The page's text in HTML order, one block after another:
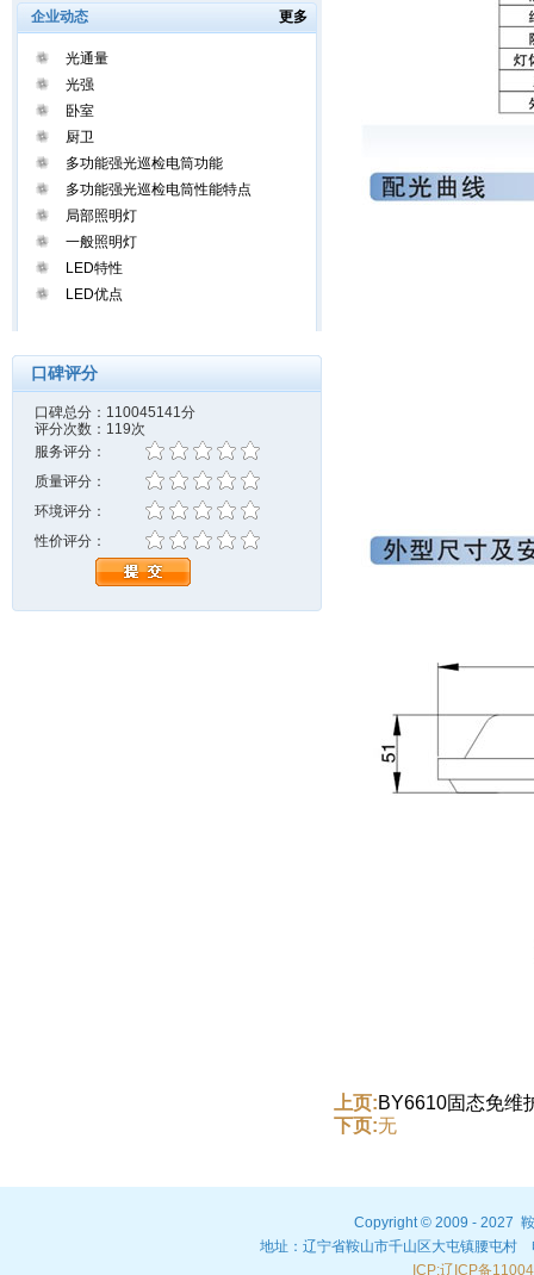
更多
企业动态
光通量
光强
卧室
厨卫
多功能强光巡检电筒功能
多功能强光巡检电筒性能特点
局部照明灯
一般照明灯
LED特性
LED优点
口碑评分
口碑总分：110045141分
评分次数：119次
服务评分：
质量评分：
环境评分：
性价评分：
上页:BY6610固态免维
下页:无
Copyright © 2009 - 2027
地址：辽宁省鞍山市千山区大屯镇腰屯
ICP:辽ICP备